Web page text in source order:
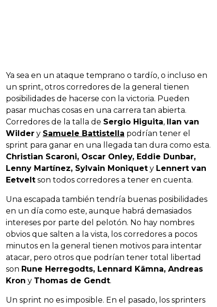
Ya sea en un ataque temprano o tardío, o incluso en
un sprint, otros corredores de la general tienen
posibilidades de hacerse con la victoria. Pueden
pasar muchas cosas en una carrera tan abierta.
Corredores de la talla de Sergio Higuita, Ilan van
Wilder y Samuele Battistella podrían tener el
sprint para ganar en una llegada tan dura como esta.
Christian Scaroni, Oscar Onley, Eddie Dunbar,
Lenny Martínez, Sylvain Moniquet y Lennert van
Eetvelt son todos corredores a tener en cuenta.
Una escapada también tendría buenas posibilidades
en un día como este, aunque habrá demasiados
intereses por parte del pelotón. No hay nombres
obvios que salten a la vista, los corredores a pocos
minutos en la general tienen motivos para intentar
atacar, pero otros que podrían tener total libertad
son Rune Herregodts, Lennard Kämna, Andreas
Kron y Thomas de Gendt.
Un sprint no es imposible. En el pasado, los sprinters